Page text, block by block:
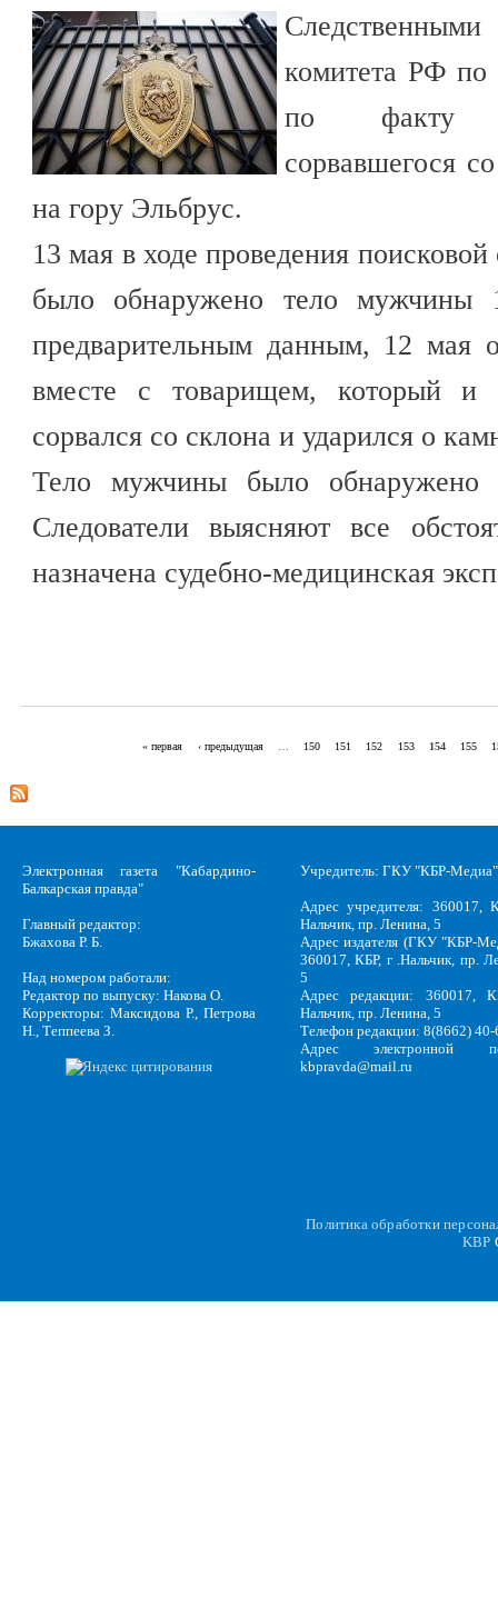
Следственными
комитета РФ по
по факту
сорвавшегося
на гору Эльбрус.
13 мая в ходе проведения
было обнаружено тело мужчины
предварительным данным, 12 мая
вместе с товарищем, который и
сорвался со склона и ударился о
Тело мужчины было обнаружено
Следователи выясняют все
назначена судебно-медицинская
« первая ‹ предыдущая … 150 151 152 153 154 155
Электронная газета "Кабардино-
Балкарская правда"
Главный редактор:
Бжахова Р. Б.
Над номером работали:
Редактор по выпуску: Накова О.
Корректоры: Максидова Р., Петрова
Н., Теппеева З.
Учредитель: ГКУ "КБР-Медиа"
Адрес учредителя: 360017,
Нальчик, пр. Ленина, 5
Адрес издателя (ГКУ "КБР-
360017, КБР, г .Нальчик, пр.
5
Адрес редакции: 360017,
Нальчик, пр. Ленина, 5
Телефон редакции: 8(8662)
Адрес электронной
kbpravda@mail.ru
Политика обработки
KBP